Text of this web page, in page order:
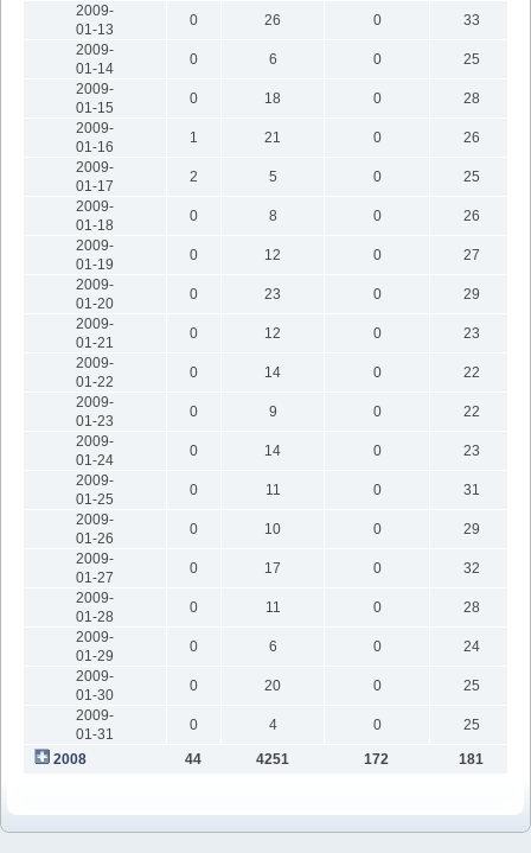
2009-
01-13
0 26 0
33
2009-
01-14
0 6 0
25
2009-
01-15
0 18 0
28
2009-
01-16
1 21 0
26
2009-
01-17
2 5 0
25
2009-
01-18
0 8 0
26
2009-
01-19
0 12 0
27
2009-
01-20
0 23 0
29
2009-
01-21
0 12 0
23
2009-
01-22
0 14 0
22
2009-
01-23
0 9 0
22
2009-
01-24
0 14 0
23
2009-
01-25
0 11 0
31
2009-
01-26
0 10 0
29
2009-
01-27
0 17 0
32
2009-
01-28
0 11 0
28
2009-
01-29
0 6 0
24
2009-
01-30
0 20 0
25
2009-
01-31
0 4 0 25
2008 44 4251 172 181